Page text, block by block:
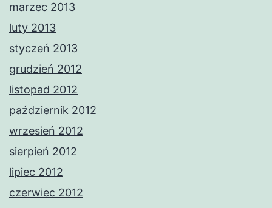
marzec 2013
luty 2013
styczeń 2013
grudzień 2012
listopad 2012
październik 2012
wrzesień 2012
sierpień 2012
lipiec 2012
czerwiec 2012